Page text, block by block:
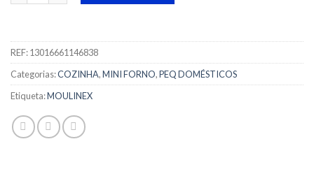
REF:13016661146838
Categorias:COZINHA,MINI FORNO,PEQ DOMÉSTICOS
Etiqueta:MOULINEX